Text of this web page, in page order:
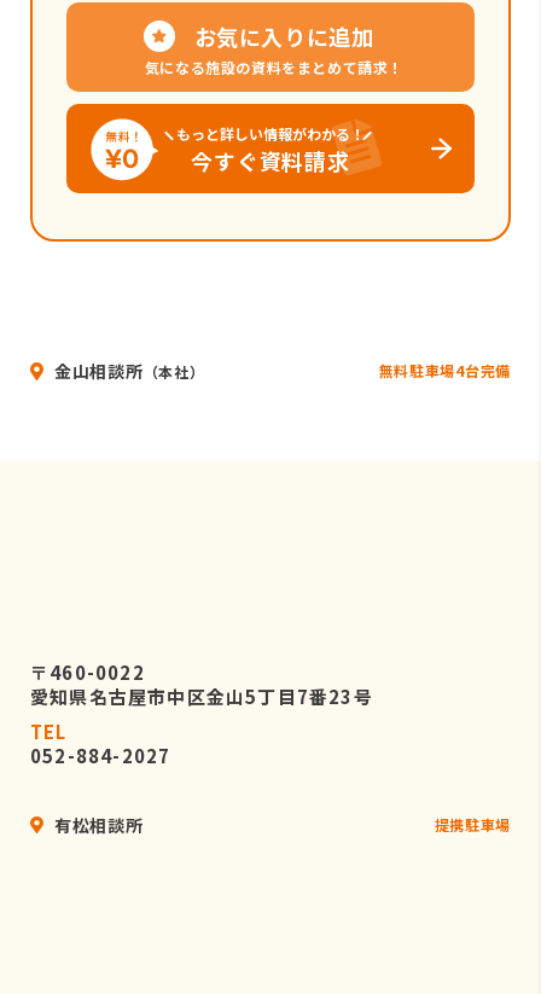
お気に入りに追加
気になる施設の資料をまとめて請求！
もっと詳しい情報がわかる！
今すぐ資料請求
金山相談所 （本社） 無料駐車場4台完備
〒460-0022
愛知県名古屋市中区金山5丁目7番23号
TEL
052-884-2027
有松相談所 提携駐車場